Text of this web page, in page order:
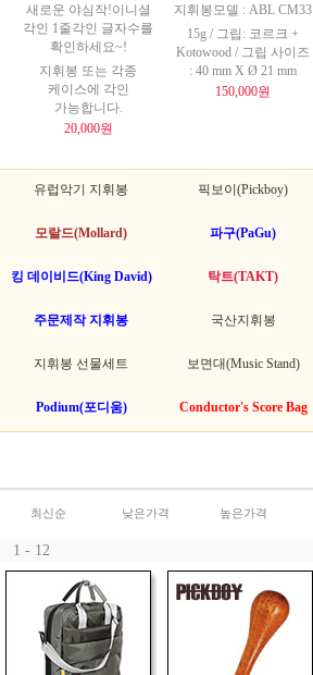
새로운 야심작!이니셜
각인 1줄각인 글자수를
확인하세요~!
지휘봉 또는 각종
케이스에 각인
가능합니다.
20,000원
지휘봉모델 : ABL CM33
15g / 그립: 코르크 +
Kotowood / 그립 사이즈
: 40 mm X Ø 21 mm
150,000원
유럽악기 지휘봉 픽보이(Pickboy)
모랄드(Mollard) 파구(PaGu)
킹 데이비드(King David) 탁트(TAKT)
주문제작 지휘봉 국산지휘봉
지휘봉 선물세트 보면대(Music Stand)
Podium(포디움) Conductor's Score Bag
최신순 낮은가격 높은가격
1 - 12